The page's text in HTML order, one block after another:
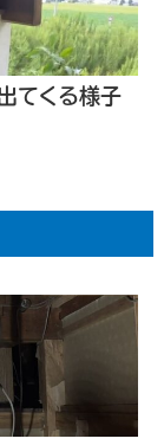
てくる様子